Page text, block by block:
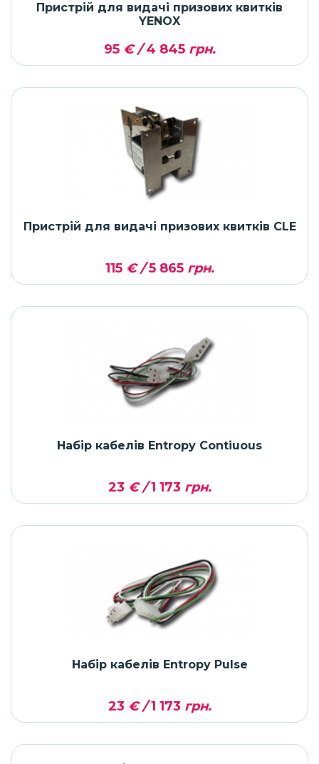
Пристрій для видачі призових квитків
YENOX
95€ /4 845грн.
Пристрій для видачі призових квитків CLE
115€ /5 865грн.
Набір кабелів Entropy Contiuous
23 € /1 173 грн.
Набір кабелів Entropy Pulse
23 € /1 173 грн.